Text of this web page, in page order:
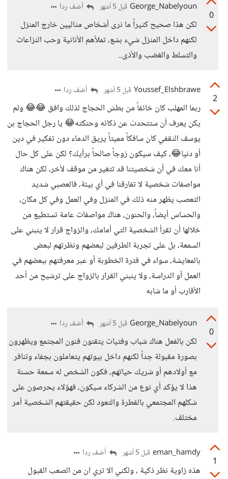
0
George_Nabelyoun قبل 5 أشهر أضف ردا
لكن هذا صحيح كثيراً ما نرى أشخاص مثاليين خارج المنزل
لكنهم داخل المنزل شيء بشع، تملأهم الأنانية وحب النزاعات
والتسلط والغضب والأذى..
2
Youssef_Elshbrawe قبل 5 أشهر أضف ردا
ربما المهلب كان خائفاً من بطش الحجاج لذلك وافق 😂​😂​ ولم
يكن يعرف أن ستتحدث عن ذكائه وحنكته😂​ يا رجل الحجاج بن
يوسف الثقفي كان سافكاً مميتاً يريق الدماء دون تفكير في دين
أو دنيا😂​، كيف سيكون زوجاً صالحاً برأيك؟ لكن على كل حال
أنا معك في أن شخصيتنا قد تتغير من موقف لأخر، لكن هناك
مواصفات شخصية لا تفارقنا في أي بيئة، فالعصبي شديد
التعصب يظهر منه ذلك في المنزل وفي العمل وفي كل مكان،
والحساس أيضاً، والحنون، هناك مواصفات عامة تستطيع من
خلالها أن تقرأ الشخصية التي أمامك، والزواج قرار لا ينبني على
السمعة، بل على تجربة الطرفين لبعضهم ونظرتهم لبعض
بالمعايشة، سواء في فترة الخطوبة أو عبر معرفتهم ببعضهم في
العمل أو الدراسة، ولا ينبني القرار بالزواج على ترشيح من أحد
الأقارب أو ما شابه
0
George_Nabelyoun قبل 5 أشهر أضف ردا
لكن بالفعل هناك شباب وفتيات يتقنون فنون المجتمع ويظهرون
بصورة مقبولة جداً لكنهم داخل بيوتهم يتعاملون بجفاء وتنافر
مع أولادهم أو شريك حياتهم، فكون الشخص له سمعة حسنة
هذا لا يؤكد أي نوع من الشركاء سيكون، فهؤلاء يحرصون على
شكلهم المجتمعي بالفطرة والتعود لكن حقيقتهم الشخصية أمر
مختلف.
1
eman_hamdy قبل 5 أشهر أضف ردا
هذه زاوية نظر ذكية ، ولكني الا تري ان من الصعب القبول